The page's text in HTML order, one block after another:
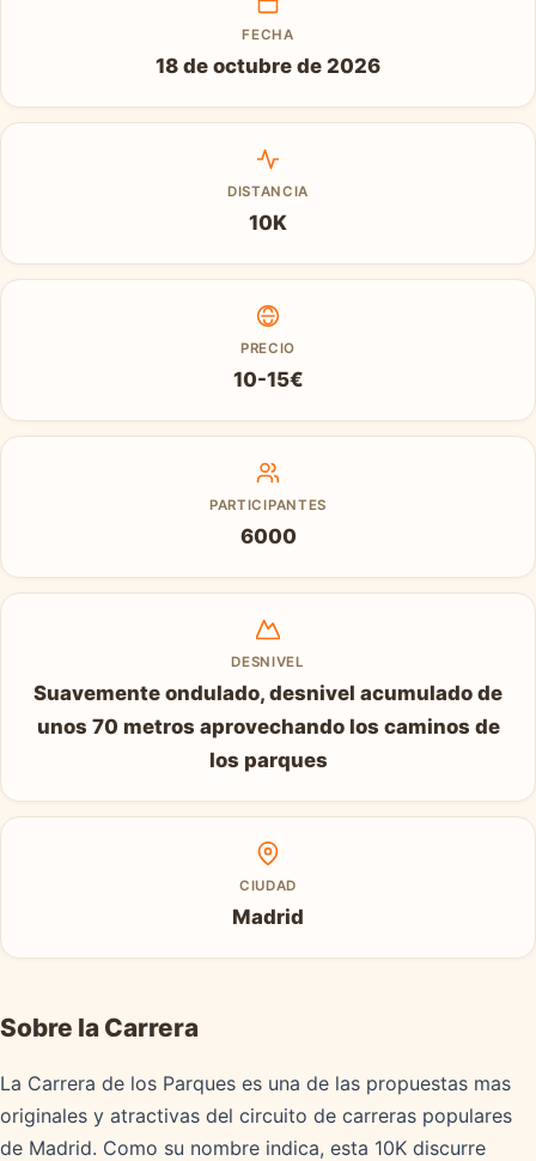
FECHA
18 de octubre de 2026
DISTANCIA
10K
PRECIO
10-15€
PARTICIPANTES
6000
DESNIVEL
Suavemente ondulado, desnivel acumulado de
unos 70 metros aprovechando los caminos de
los parques
CIUDAD
Madrid
Sobre la Carrera
La Carrera de los Parques es una de las propuestas mas
originales y atractivas del circuito de carreras populares
de Madrid. Como su nombre indica, esta 10K discurre